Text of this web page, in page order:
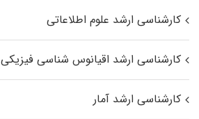
کارشناسی ارشد علوم اطلاعاتی
کارشناسی ارشد اقیانوس‌ شناسی فیزیکی
کارشناسی ارشد آمار